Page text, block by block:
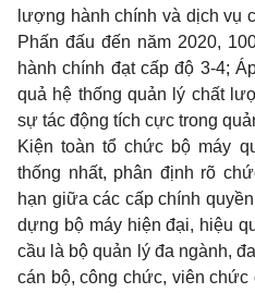
lượng hành chính và dịch vụ
Phấn đấu đến năm 2020,
hành chính đạt cấp độ 3-4;
quả hệ thống quản lý chất
sự tác động tích cực trong
Kiện toàn tổ chức bộ máy
thống nhất, phân định rõ
hạn giữa các cấp chính
dựng bộ máy hiện đại, hiệu
cầu là bộ quản lý đa ngành,
cán bộ, công chức, viên